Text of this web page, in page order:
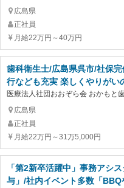
広島県
正社員
月給22万円～40万円
歯科衛生士/広島県呉市/社保
行なども充実 楽しくやりがい
医療法人社団おおぞら会 おかもと
広島県
正社員
月給22万円～31万5,000円
「第2新卒活躍中」事務アシ
与」/社内イベント多数「BBQ